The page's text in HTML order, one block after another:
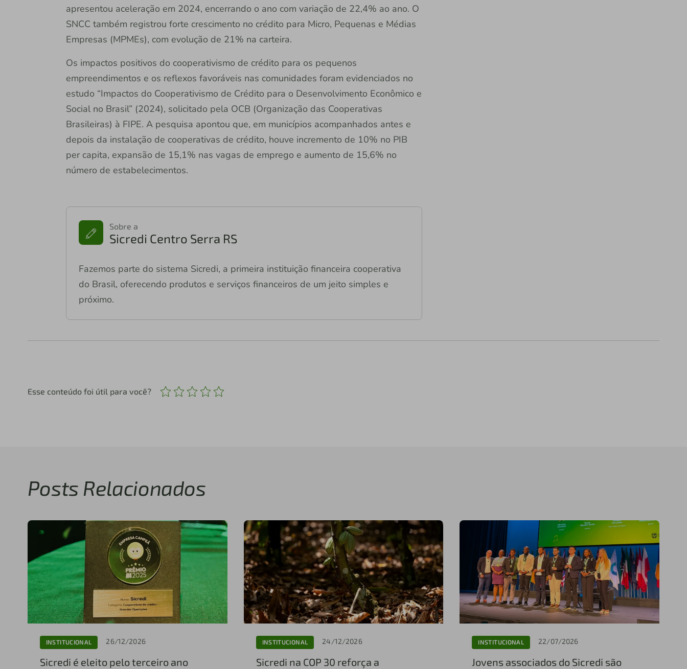
apresentou aceleração em 2024, encerrando o ano com variação de 22,4% ao ano. O
SNCC também registrou forte crescimento no crédito para Micro, Pequenas e Médias
Empresas (MPMEs), com evolução de 21% na carteira.
Os impactos positivos do cooperativismo de crédito para os pequenos
empreendimentos e os reflexos favoráveis nas comunidades foram evidenciados no
estudo “Impactos do Cooperativismo de Crédito para o Desenvolvimento Econômico e
Social no Brasil” (2024), solicitado pela OCB (Organização das Cooperativas
Brasileiras) à FIPE. A pesquisa apontou que, em municípios acompanhados antes e
depois da instalação de cooperativas de crédito, houve incremento de 10% no PIB
per capita, expansão de 15,1% nas vagas de emprego e aumento de 15,6% no
número de estabelecimentos.
Sobre a
Sicredi Centro Serra RS
Fazemos parte do sistema Sicredi, a primeira instituição financeira cooperativa
do Brasil, oferecendo produtos e serviços financeiros de um jeito simples e
próximo.
Esse conteúdo foi útil para você?
Posts Relacionados
INSTITUCIONAL 26/12/2026
Sicredi é eleito pelo terceiro ano
INSTITUCIONAL 24/12/2026
Sicredi na COP 30 reforça a
INSTITUCIONAL 22/07/2026
Jovens associados do Sicredi são